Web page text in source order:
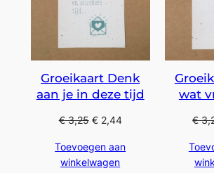
Groeikaart Denk
aan je in deze tijd
€3,25 €2,44
Toevoegen aan
winkelwagen
wat
€